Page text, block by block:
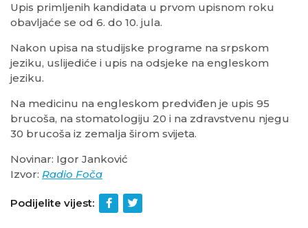
Upis primljenih kandidata u prvom upisnom roku
obavljaće se od 6. do 10. jula.
Nakon upisa na studijske programe na srpskom
jeziku, uslijediće i upis na odsjeke na engleskom
jeziku.
Na medicinu na engleskom predviđen je upis 95
brucoša, na stomatologiju 20 i na zdravstvenu njegu
30 brucoša iz zemalja širom svijeta.
Novinar: Igor Janković
Izvor: Radio Foča
Podijelite vijest: